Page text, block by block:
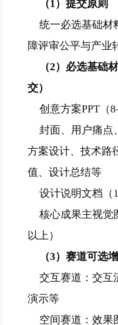
（1）提交原则
统一必选基础材
障评审公平与产业
（2）必选基础
交）
创意方案PPT（
封面、用户痛点
方案设计、技术路
值、设计总结等
设计说明文档（
核心成果主视觉
以上）
（3）赛道可选
交互赛道：交互
演示等
空间赛道：效果